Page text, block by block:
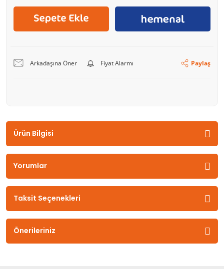
Arkadaşına Öner Fiyat Alarmı Paylaş
Ürün Bilgisi
Yorumlar
Taksit Seçenekleri
Önerileriniz